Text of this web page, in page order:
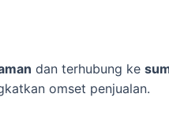
dan terhubung ke
omset penjualan.